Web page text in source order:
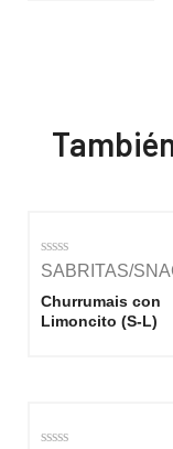
Rated
0
out
of
5
SABRITAS/
Churrumais con
Limoncito (S-L)